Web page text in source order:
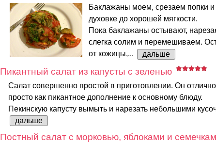
Баклажаны моем, срезаем попки и
духовке до хорошей мягкости.
Пока баклажаны остывают,
слегка солим и перемешиваем.
от кожицы,...
дальше
Пикантный салат из капусты с зеленью
Салат совершенно простой в приготовлении. Он
просто как пикантное дополнение к основному блюду.
Пекинскую капусту вымыть и нарезать небольшими
дальше
Постный салат с морковью, яблоками и